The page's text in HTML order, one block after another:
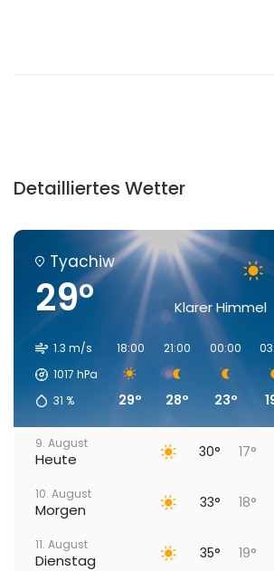
Detailliertes Wetter
Tyachiw
29° Klarer Himmel
1.3 m/s
1017 hPa
31 %
18:00
29°
21:00
28°
00:00
23°
9. August
Heute 30° 17°
10. August
Morgen 33° 18°
11. August
Dienstag 35° 19°